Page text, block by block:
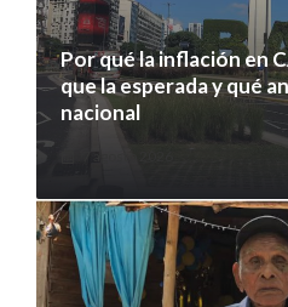
Por qué la inflación en
que la esperada y qué
nacional